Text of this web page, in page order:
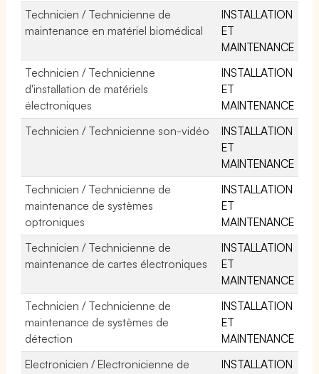
Technicien / Technicienne de
maintenance en matériel biomédical
INSTALLATION
ET
MAINTENANCE
Technicien / Technicienne
d'installation de matériels
électroniques
INSTALLATION
ET
MAINTENANCE
Technicien / Technicienne son-vidéo
INSTALLATION
ET
MAINTENANCE
Technicien / Technicienne de
maintenance de systèmes
optroniques
INSTALLATION
ET
MAINTENANCE
Technicien / Technicienne de
maintenance de cartes électroniques
INSTALLATION
ET
MAINTENANCE
Technicien / Technicienne de
maintenance de systèmes de
détection
INSTALLATION
ET
MAINTENANCE
Electronicien / Electronicienne de
INSTALLATION